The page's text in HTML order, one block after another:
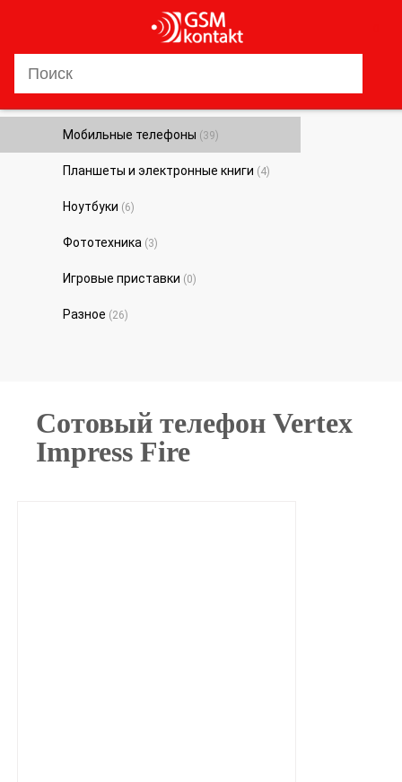
Мобильные телефоны (39)
Планшеты и электронные книги (4)
Ноутбуки (6)
Фототехника (3)
Игровые приставки (0)
Разное (26)
Сотовый телефон Vertex
Impress Fire